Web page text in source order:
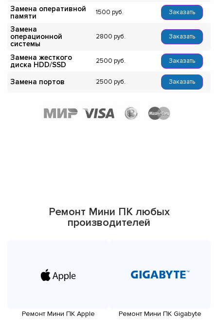
Замена оперативной
памяти
1500 Заказать
Замена
операционной
системы
2800 Заказать
Замена жесткого
диска HDD/SSD
2500 Заказать
Замена портов 2500 Заказать
Ремонт Мини ПК любых
производителей
Ремонт Мини ПК Apple Ремонт Мини ПК Gigabyte